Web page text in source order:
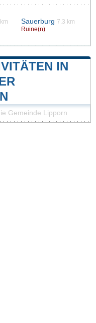
Sauerburg 7.3 km
Ruine(n)
IN
Gemeinde Lipporn